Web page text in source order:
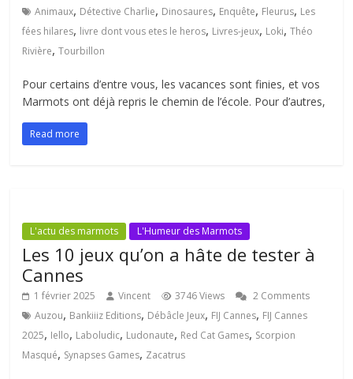
Animaux, Détective Charlie, Dinosaures, Enquête, Fleurus, Les
fées hilares, livre dont vous etes le heros, Livres-jeux, Loki,Théo
Rivière,Tourbillon
Pour certains d’entre vous, les vacances sont finies, et vos
Marmots ont déjà repris le chemin de l’école. Pour d’autres,
Read more
L'actu des marmots L'Humeur des Marmots
Les 10 jeux qu’on a hâte de tester à
Cannes
1 février 2025 Vincent 3746 Views
2 Comments
Auzou, Bankiiiz Editions, Débâcle Jeux, FIJ Cannes, FIJ Cannes
2025, Iello, Laboludic, Ludonaute, Red Cat Games, Scorpion
Masqué, Synapses Games, Zacatrus